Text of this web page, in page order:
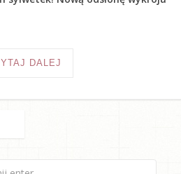
DALEJ